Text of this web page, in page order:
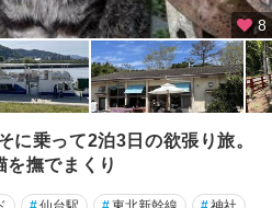
8
に乗って2泊3日の欲張り旅。
撫でまくり